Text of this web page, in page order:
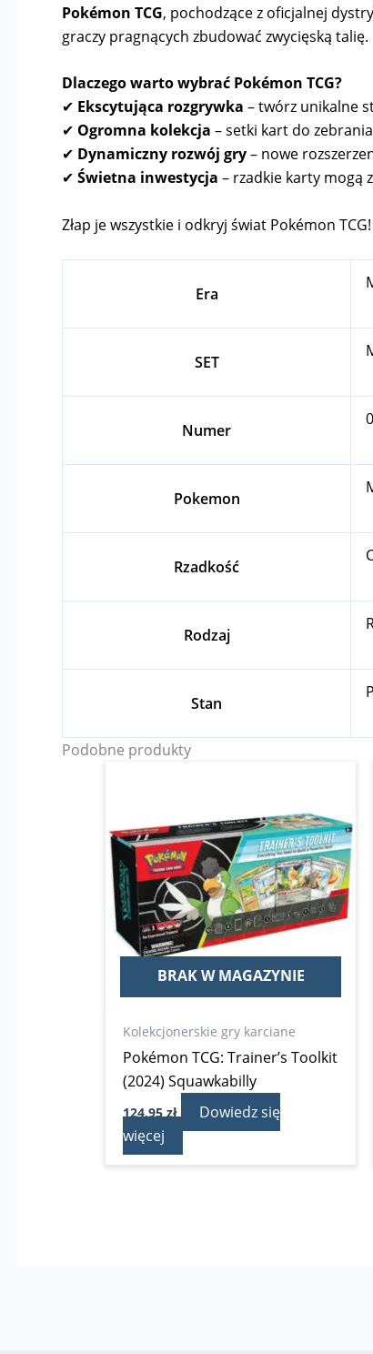
Pokémon TCG, pochodzące z oficjalnej
graczy pragnących zbudować zwycięską talię.
Dlaczego warto wybrać Pokémon TCG?
✔ Ekscytująca rozgrywka – twórz unikalne
✔ Ogromna kolekcja – setki kart do
✔ Dynamiczny rozwój gry– nowe
✔ Świetna inwestycja – rzadkie karty mogą
Złap je wszystkie i odkryj świat Pokémon
Era
SET
Numer
Pokemon
Rzadkość
Rodzaj
Stan
Podobne produkty
BRAK W MAGAZYNIE
Kolekcjonerskie gry karciane
Pokémon TCG: Trainer’s Toolkit
(2024) Squawkabilly
124,95zł
Dowiedz się
więcej